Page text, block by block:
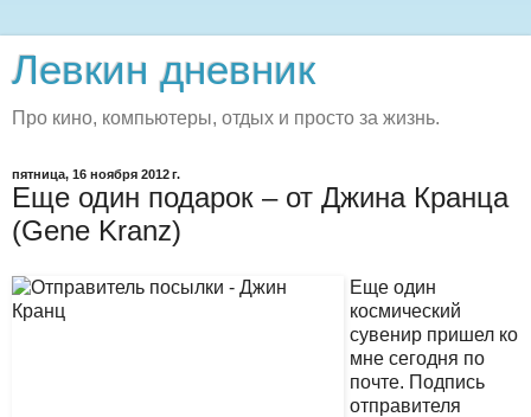
Левкин дневник
Про кино, компьютеры, отдых и просто за жизнь.
пятница, 16 ноября 2012 г.
Еще один подарок – от Джина Кранца
(Gene Kranz)
Еще один
космический
сувенир пришел ко
мне сегодня по
почте. Подпись
отправителя